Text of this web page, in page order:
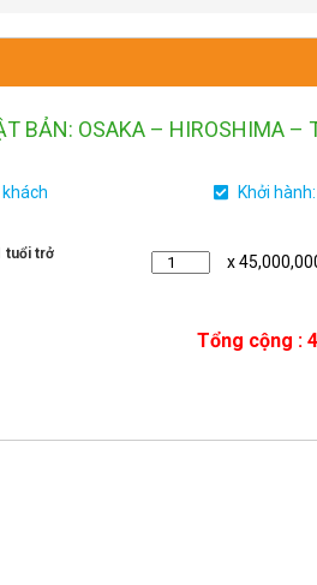
BẢN: OSAKA – HIROSHIMA –
Khởi
tuổi trở
x
Tổng cộng :